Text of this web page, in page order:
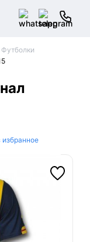
Футболки
избранное